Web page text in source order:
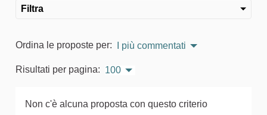
Filtra
Ordina le proposte per: I più commentati
Risultati per pagina: 100
Non c'è alcuna proposta con questo criterio